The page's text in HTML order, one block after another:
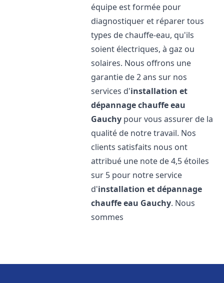
équipe est formée pour
diagnostiquer et réparer tous
types de chauffe-eau, qu'ils
soient électriques, à gaz ou
solaires. Nous offrons une
garantie de 2 ans sur nos
services d'installation et
dépannage chauffe eau
Gauchy pour vous assurer de la
qualité de notre travail. Nos
clients satisfaits nous ont
attribué une note de 4,5 étoiles
sur 5 pour notre service
d'installation et dépannage
chauffe eau Gauchy. Nous
sommes